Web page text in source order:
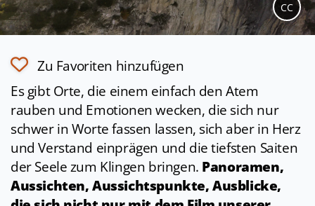
CC
Zu Favoriten hinzufügen
Es gibt Orte, die einem einfach den Atem
rauben und Emotionen wecken, die sich nur
schwer in Worte fassen lassen, sich aber in Herz
und Verstand einprägen und die tiefsten Saiten
der Seele zum Klingen bringen. Panoramen,
Aussichten, Aussichtspunkte, Ausblicke,